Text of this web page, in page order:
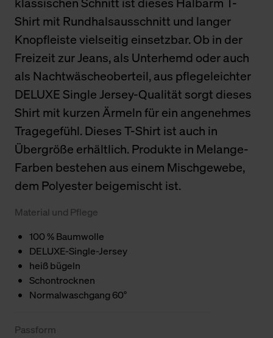
Shirt mit Rundhalsausschnitt und langer
Knopfleiste vielseitig einsetzbar. Ob in der
Freizeit zur Jeans, als Unterhemd oder auch
als Nachtwäscheoberteil, aus pflegeleichter
DELUXE Single Jersey-Qualität sorgt dieses
Shirt mit kurzen Ärmeln für ein angenehmes
Tragegefühl. Dieses T-Shirt ist auch in
Übergröße erhältlich. Produkte in Melange-
Farben bestehen aus einem Mischgewebe,
dem Polyester beigemischt ist.
Material und Pflege
100 % Baumwolle
DELUXE-Single-Jersey
heiß bügeln
Schontrocknen
Normalwaschgang 60°
Passform